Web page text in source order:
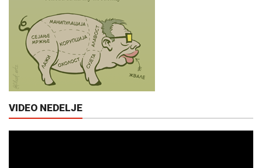
VIDEO NEDELJE